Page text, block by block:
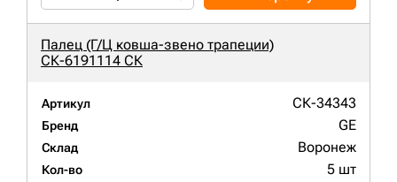
Палец (Г/Ц ковша-звено трапеции)
СК-6191114 СК
Артикул СК-34343
Бренд GE
Склад Воронеж
Кол-во 5 шт